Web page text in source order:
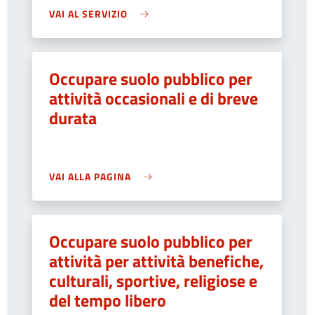
VAI AL SERVIZIO
Occupare suolo pubblico per
attività occasionali e di breve
durata
VAI ALLA PAGINA
Occupare suolo pubblico per
attività per attività benefiche,
culturali, sportive, religiose e
del tempo libero